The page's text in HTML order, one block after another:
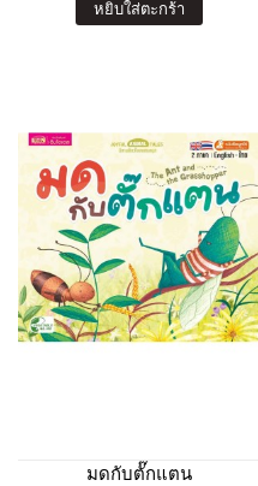
หยิบใส่ตะกร้า
มดกับตั๊กแตน